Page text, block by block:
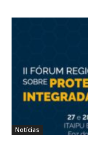
Notícias